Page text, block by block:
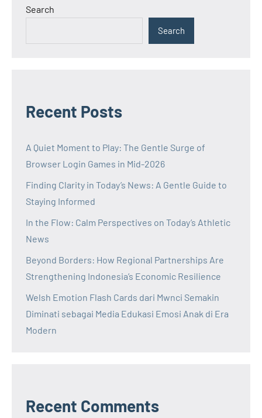
Search
Search
Recent Posts
A Quiet Moment to Play: The Gentle Surge of
Browser Login Games in Mid-2026
Finding Clarity in Today’s News: A Gentle Guide to
Staying Informed
In the Flow: Calm Perspectives on Today’s Athletic
News
Beyond Borders: How Regional Partnerships Are
Strengthening Indonesia’s Economic Resilience
Welsh Emotion Flash Cards dari Mwnci Semakin
Diminati sebagai Media Edukasi Emosi Anak di Era
Modern
Recent Comments